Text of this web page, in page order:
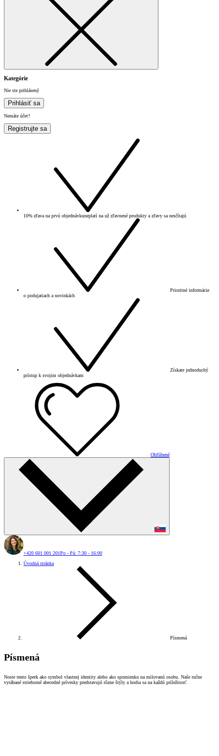
Kategórie
Nie ste prihlásený
Prihlásiť sa
Nemáte účet?
Registrujte sa
10% zľava na prvú objednávkuneplatí na už zľavnené produkty a zľavy sa nesčítajú
Prioritné informácie
o podujatiach a novinkách
Získate jednoduchý
prístup k svojim objednávkam
Obľúbené
+420 601 001 201Po - Pá: 7:30 - 16:00
Úvodná stránka
Písmená
Písmená
Noste tento šperk ako symbol vlastnej identity alebo ako spomienku na milovanú osobu. Naše ručne
vyrábané strieborné abecedné prívesky predstavujú rôzne štýly a hodia sa na každú príležitosť.